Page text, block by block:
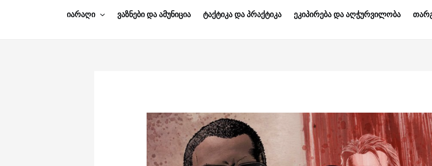
ᲘᲐᲠᲐᲦᲘ ᲕᲐᲖᲜᲔᲑᲘ ᲓᲐ ᲐᲛᲣᲜᲘᲪᲘᲐ ᲢᲐᲥᲢᲘᲙᲐ ᲓᲐ ᲞᲠᲐᲥᲢᲘᲙᲐ ᲔᲙᲘᲞᲘᲠᲔᲑᲐ ᲓᲐ ᲐᲦᲭᲣᲠᲕᲘᲚᲝᲑᲐ